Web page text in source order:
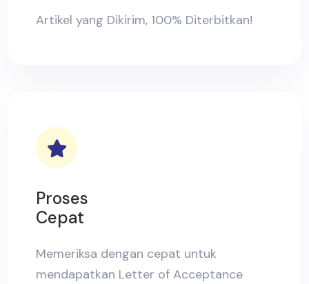
Artikel yang Dikirim, 100% Diterbitkan!
Proses
Cepat
Memeriksa dengan cepat untuk
mendapatkan Letter of Acceptance